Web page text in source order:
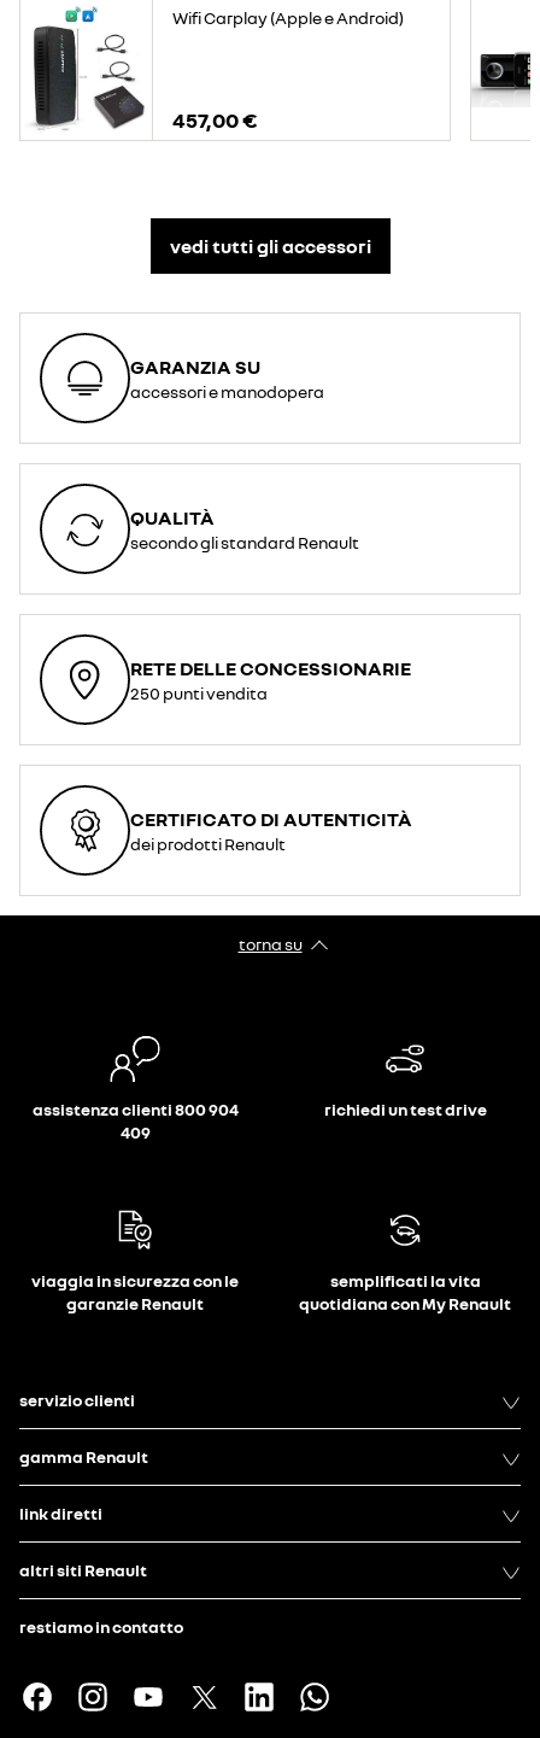
Wifi Carplay (Apple e Android)
457,00 €
vedi tutti gli accessori​
GARANZIA SU
accessori e manodopera
QUALITÀ
secondo gli standard Renault
RETE DELLE CONCESSIONARIE
250 punti vendita
CERTIFICATO DI AUTENTICITÀ
dei prodotti Renault
torna su
assistenza clienti 800 904
409
richiedi un test drive
viaggia in sicurezza con le
garanzie Renault
semplificati la vita
quotidiana con My Renault
servizio clienti
gamma Renault
link diretti
altri siti Renault
restiamo in contatto